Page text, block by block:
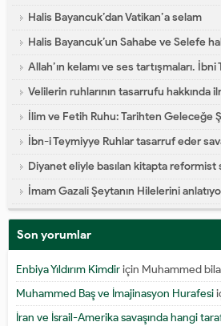
Halis Bayancuk’dan Vatikan’a selam
Halis Bayancuk’un Sahabe ve Selefe
Allah’ın kelamı ve ses tartışmaları.
Velilerin ruhlarının tasarrufu hakkında
İlim ve Fetih Ruhu: Tarihten Geleceğe
İbn-i Teymiyye Ruhlar tasarruf eder
Diyanet eliyle basılan kitapta reformist
İmam Gazali Şeytanın Hilelerini
Son yorumlar
Enbiya Yıldırım Kimdiriçin Muhammed
Muhammed Baş ve İmajinasyon Hurafesi
İran ve İsrail-Amerika savaşında hangi